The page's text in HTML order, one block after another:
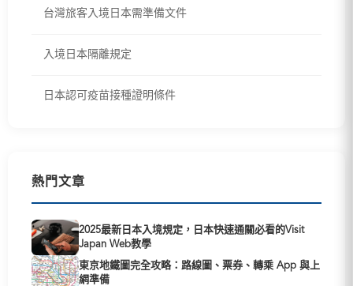
台灣旅客入境日本需準備文件
入境日本隔離規定
日本認可疫苗接種證明條件
熱門文章
2025最新日本入境規定，日本快速通關必看的Visit
Japan Web教學
東京地鐵圖完全攻略：路線圖、票券、轉乘 App 與上
網準備